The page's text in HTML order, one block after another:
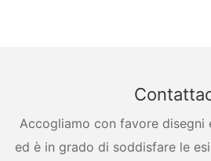
Accogliamo con favore disegni
ed è in grado di soddisfare le